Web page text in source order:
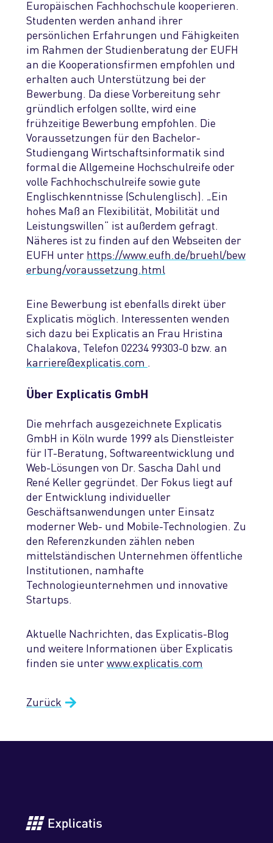
Europäischen Fachhochschule kooperieren.
Studenten werden anhand ihrer
persönlichen Erfahrungen und Fähigkeiten
im Rahmen der Studienberatung der EUFH
an die Kooperationsfirmen empfohlen und
erhalten auch Unterstützung bei der
Bewerbung. Da diese Vorbereitung sehr
gründlich erfolgen sollte, wird eine
frühzeitige Bewerbung empfohlen. Die
Voraussetzungen für den Bachelor-
Studiengang Wirtschaftsinformatik sind
formal die Allgemeine Hochschulreife oder
volle Fachhochschulreife sowie gute
Englischkenntnisse (Schulenglisch). „Ein
hohes Maß an Flexibilität, Mobilität und
Leistungswillen“ ist außerdem gefragt.
Näheres ist zu finden auf den Webseiten der
EUFH unter https://www.eufh.de/bruehl/bew
erbung/voraussetzung.html
Eine Bewerbung ist ebenfalls direkt über
Explicatis möglich. Interessenten wenden
sich dazu bei Explicatis an Frau Hristina
Chalakova, Telefon 02234 99303-0 bzw. an
karriere@explicatis.com .
Über Explicatis GmbH
Die mehrfach ausgezeichnete Explicatis
GmbH in Köln wurde 1999 als Dienstleister
für IT-Beratung, Softwareentwicklung und
Web-Lösungen von Dr. Sascha Dahl und
René Keller gegründet. Der Fokus liegt auf
der Entwicklung individueller
Geschäftsanwendungen unter Einsatz
moderner Web- und Mobile-Technologien. Zu
den Referenzkunden zählen neben
mittelständischen Unternehmen öffentliche
Institutionen, namhafte
Technologieunternehmen und innovative
Startups.
Aktuelle Nachrichten, das Explicatis-Blog
und weitere Informationen über Explicatis
finden sie unterwww.explicatis.com
Zurück